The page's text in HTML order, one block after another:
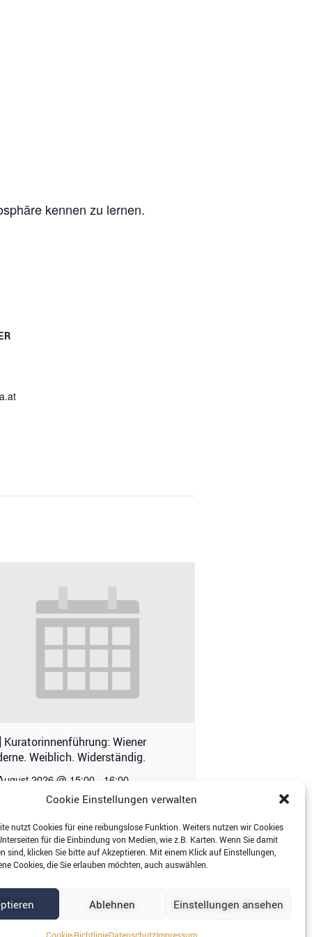
Cookie Einstellungen verwalten
nutzt Cookies für eine reibungslose Funktion. Weiters nutzen wir Cookies
für die Einbindung von Medien, wie z.B. Karten. Wenn Sie damit
sind, klicken Sie bitte auf Akzeptieren. Mit einem Klick auf Einstellungen,
Cookies, die Sie erlauben möchten, auch auswählen.
Ablehnen Einstellungen ansehen
kennen zu lernen.
Kuratorinnenführung: Wiener
Weiblich. Widerständig.
2026 @ 15:00 16:00
[OÖ] Stammtisch
Cookie Richtlinie